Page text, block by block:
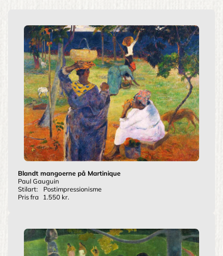
Blandt mangoerne på Martinique
Paul Gauguin
Stilart:
Postimpressionisme
Pris fra
1.550 kr.